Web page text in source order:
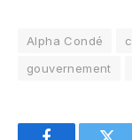
Alpha Condé
gouvernement